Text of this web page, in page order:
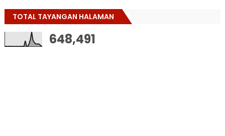
TOTAL TAYANGAN HALAMAN
648,491